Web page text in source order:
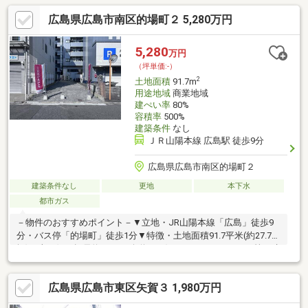
公道、間口は約9.3m▼周辺環境・スーパー「ナイスムラカミ 二葉
の里店」徒歩5分(約350m)・スーパー「ゆめマート二葉の里」徒
歩6分(約480m)※容積率は前面道路幅員により366％に制限されま
す■ ご希望の住まい探しをお手伝いします ━━━━━・・・物件
の詳細・ご相談はお気軽にお問い合わせください。
広島県広島市南区的場町２ 5,280万円
5,280万円
（坪単価:-）
土地面積91.7m2
用途地域商業地域
建ぺい率80%
容積率500%
建築条件なし
ＪＲ山陽本線 広島駅 徒歩9分
広島県広島市南区的場町２
建築条件なし 更地
本下水
都市ガス
－物件のおすすめポイント－▼立地・JR山陽本線「広島」徒歩9
分・バス停「的場町」徒歩1分▼特徴・土地面積91.7平米(約27.73
築できます・周辺は既に建物があり、近隣状況を考慮した設計が
可・現況更地、プラン確定後は建築への移行がスムーズ▼周辺環
境・広島市立段原小学校 徒歩2分(約120m)・セブンイレブン広島
的場2丁目店 徒歩2分(約100m)※容積率は前面道路幅員により
広島県広島市東区矢賀３ 1,980万円